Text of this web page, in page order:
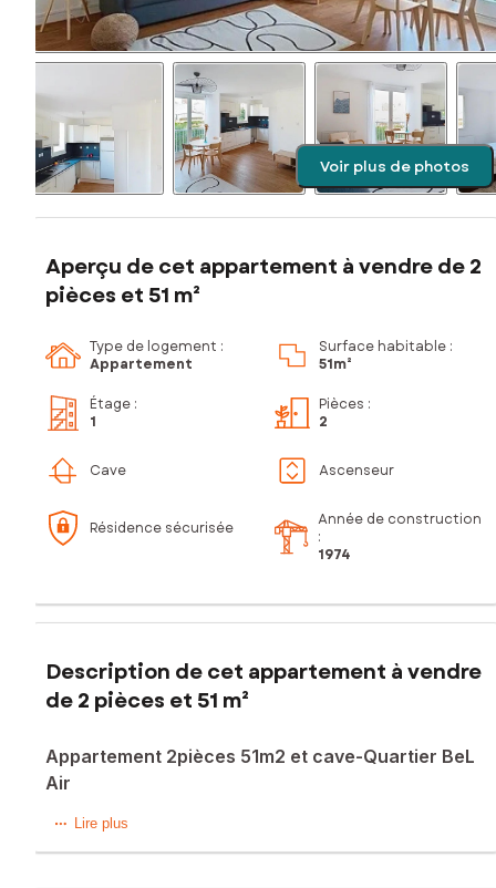
Voir plus de photos
Aperçu de cet appartement à vendre de 2
pièces et 51 m²
Type de logement :
Appartement
Surface habitable :
51m²
Étage :
1
Pièces :
2
Cave Ascenseur
Résidence sécurisée
Année de construction
:
1974
Description de cet appartement à vendre
de 2 pièces et 51 m²
Appartement 2pièces 51m2 et cave-Quartier BeL
Air
Situé dans le quartier Bel Air à Saint-Denis, proche du Stade
Lire plus